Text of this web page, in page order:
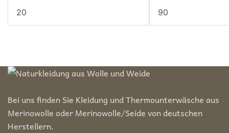
Min.
Preis
Max.
Preis
Bei uns finden Sie Kleidung und Thermounterwäsche aus
Merinowolle oder Merinowolle/Seide von deutschen
Herstellern.